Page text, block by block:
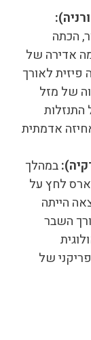
:
הכתה
אדירה של
פיזית לאורך
של מזל
אדמתית
:במהלך
לחץ על
הייתה
השבר
של